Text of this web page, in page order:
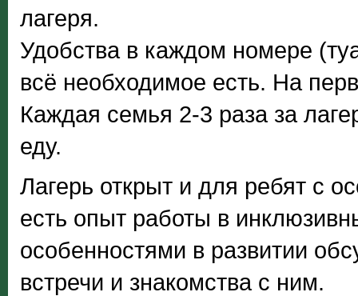
лагеря.
Удобства в каждом номере
всё необходимое есть. На
Каждая семья 2-3 раза за
еду.
Лагерь открыт и для ребят с
есть опыт работы в
особенностями в развитии
встречи и знакомства с ним.